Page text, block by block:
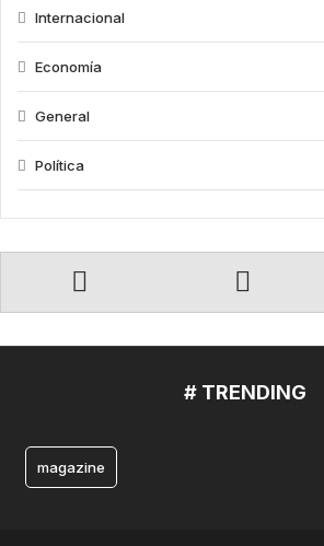
Internacional
Economía
General
Política
# TRENDING
magazine